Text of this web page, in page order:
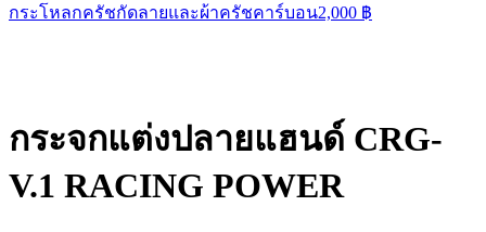
กระโหลกครัชกัดลายและผ้าครัชคาร์บอน2,000 ฿
กระจกแต่งปลายแฮนด์ CRG-
V.1 RACING POWER